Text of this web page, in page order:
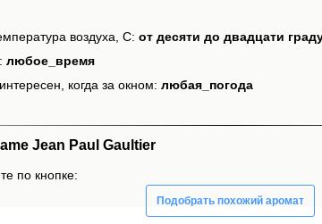
воздуха, С: от десяти до двадцати
любое_время
когда за окном: любая_погода
Jean Paul Gaultier
по кнопке:
Подобрать похожий аромат